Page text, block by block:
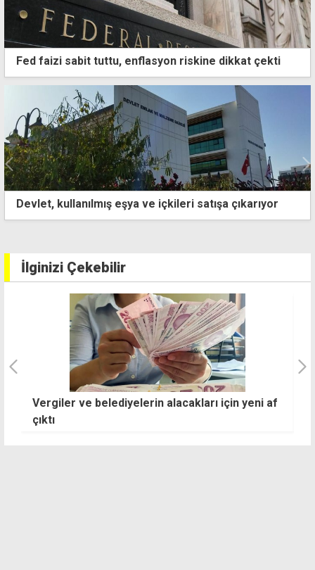
Fed faizi sabit tuttu, enflasyon riskine dikkat çekti
Gözler asgari ücret toplantısında
İlginizi Çekebilir
Vergiler ve belediyelerin alacakları için yeni af
çıktı